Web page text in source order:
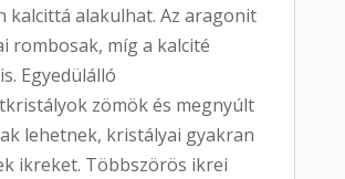
kalcittá alakulhat. Az aragonit
rombosak, míg a kalcité
Egyedülálló
zömök és megnyúlt
lehetnek, kristályai gyakran
ikreket. Többszörös ikrei